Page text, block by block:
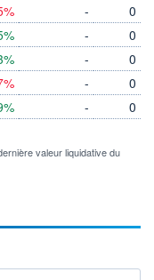
-
-
-
-
-
0
0
0
0
0
valeur liquidative du